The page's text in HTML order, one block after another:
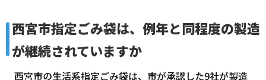
西宮市指定ごみ袋は、例年と同程度の製造
が継続されていますか
西宮市の生活系指定ごみ袋は、市が承認した9社が製造